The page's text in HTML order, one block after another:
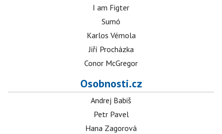
I am Figter
Sumó
Karlos Vémola
Jiří Procházka
Conor McGregor
Osobnosti.cz
Andrej Babiš
Petr Pavel
Hana Zagorová